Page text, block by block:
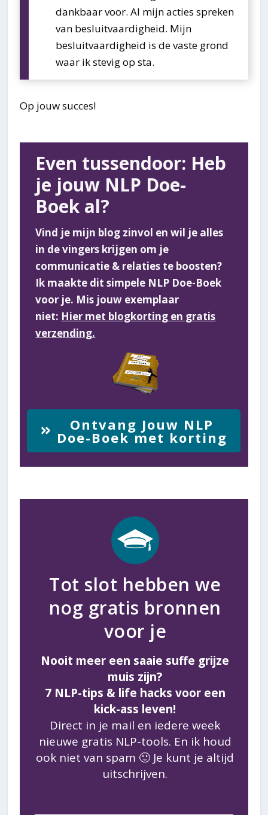
dankbaar voor. Al mijn acties spreken
van besluitvaardigheid. Mijn
besluitvaardigheid is de vaste grond
waar ik stevig op sta.
Op jouw succes!
Even tussendoor: Heb
je jouw NLP Doe-
Boek al?
Vind je mijn blog zinvol en wil je alles
in de vingers krijgen om je
communicatie & relaties te boosten?
Ik maakte dit simpele NLP Doe-Boek
voor je. Mis jouw exemplaar
niet: Hier met blogkorting en gratis
verzending.
Ontvang Jouw NLP
Doe-Boek met korting
Tot slot hebben we
nog gratis bronnen
voor je
Nooit meer een saaie suffe grijze
muis zijn?
7 NLP-tips & life hacks voor een
kick-ass leven!
Direct in je mail en iedere week
nieuwe gratis NLP-tools. En ik houd
ook niet van spam 🙂 Je kunt je altijd
uitschrijven.